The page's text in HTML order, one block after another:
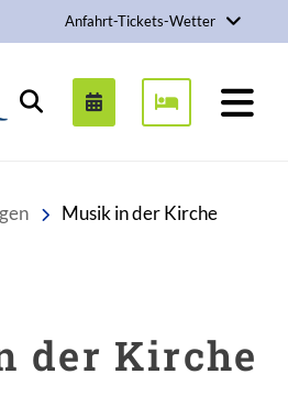
Anfahrt-Tickets-Wetter
Stadt Bad Wildungen
Suchen
Musik in der Kirche
der Kirche